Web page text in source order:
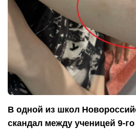
В одной из школ
скандал между ученицей 9-го